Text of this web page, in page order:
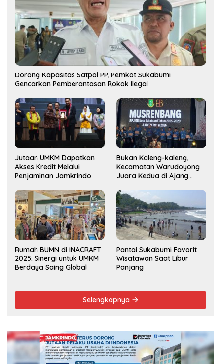
Dorong Kapasitas Satpol PP, Pemkot Sukabumi
Gencarkan Pemberantasan Rokok Ilegal
Jutaan UMKM Dapatkan
Akses Kredit Melalui
Penjaminan Jamkrindo
Bukan Kaleng-kaleng,
Kecamatan Warudoyong
Juara Kedua di Ajang
2025
Rumah BUMN di INACRAFT
2025: Sinergi untuk UMKM
Berdaya Saing Global
Pantai Sukabumi Favorit
Wisatawan Saat Libur
Panjang
Selengkapnya